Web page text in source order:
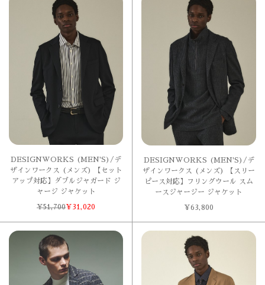
DESIGNWORKS (MEN'S)/デ
ザインワークス (メンズ) 【セット
アップ対応】ダブルジャガード ジ
ャージ ジャケット
¥51,700¥31,020
DESIGNWORKS (MEN'S)/デ
ザインワークス (メンズ) 【スリー
ピース対応】フリングウール スム
ースジャージー ジャケット
¥63,800